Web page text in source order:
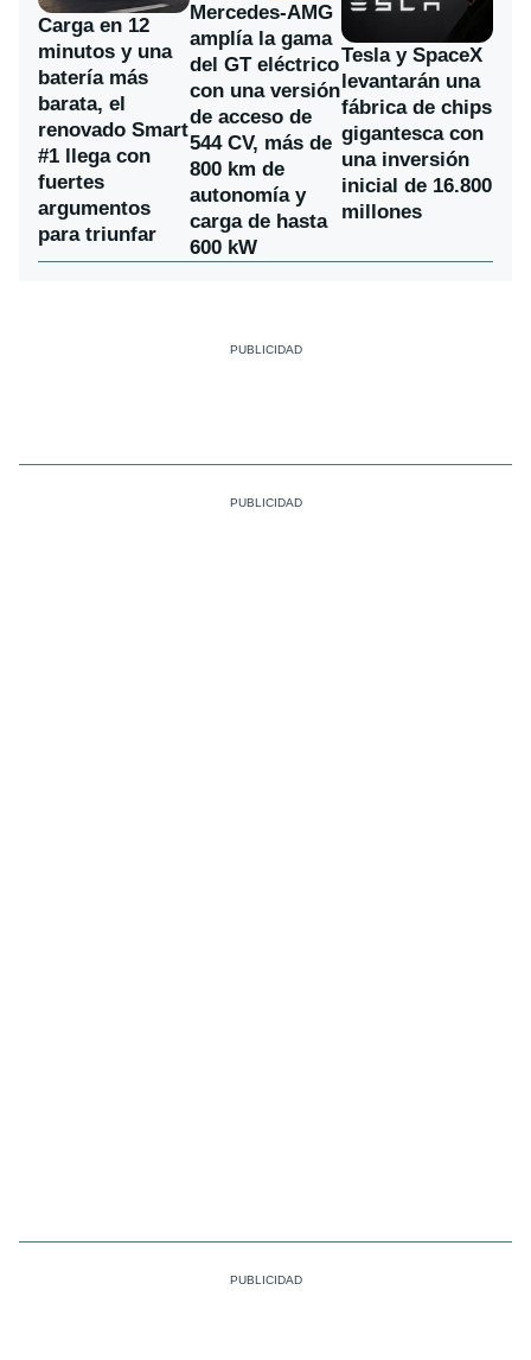
Carga en 12
minutos y una
batería más
barata, el
renovado Smart
#1 llega con
fuertes
argumentos
para triunfar
Mercedes-AMG
amplía la gama
del GT eléctrico
con una versión
de acceso de
544 CV, más de
800 km de
autonomía y
carga de hasta
600 kW
Tesla y SpaceX
levantarán una
fábrica de chips
gigantesca con
una inversión
inicial de 16.800
millones